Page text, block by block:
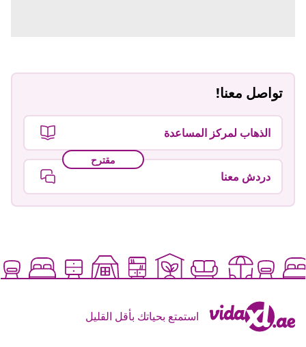
تواصل معنا!
الذهاب لمركز المساعدة
مقترح
دردش معنا
استمتع بحياتك بأقل القليل